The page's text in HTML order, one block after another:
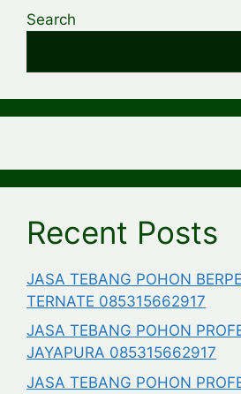
Search
Recent Posts
JASA TEBANG POHON
TERNATE 085315662917
JASA TEBANG POHON
JAYAPURA 085315662917
JASA TEBANG POHON